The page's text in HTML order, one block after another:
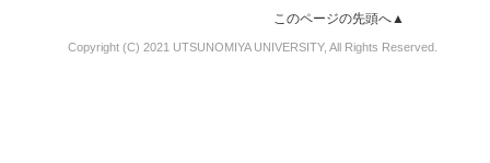
このページの先頭へ▲
Copyright (C) 2021 UTSUNOMIYA UNIVERSITY, All Rights Reserved.